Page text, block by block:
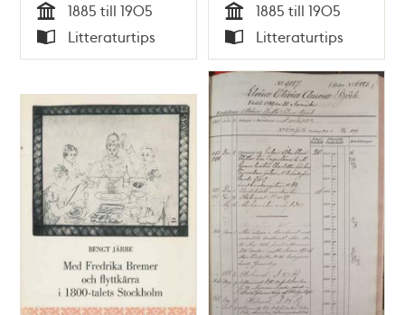
Tid
1885 till 1905
Typ
Litteraturtips Tid
1885 till 1905
Typ
Litteraturtips